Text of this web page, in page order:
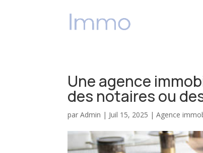
Une agence
des notaires ou
parAdmin | Juil 15, 2025 |Agence